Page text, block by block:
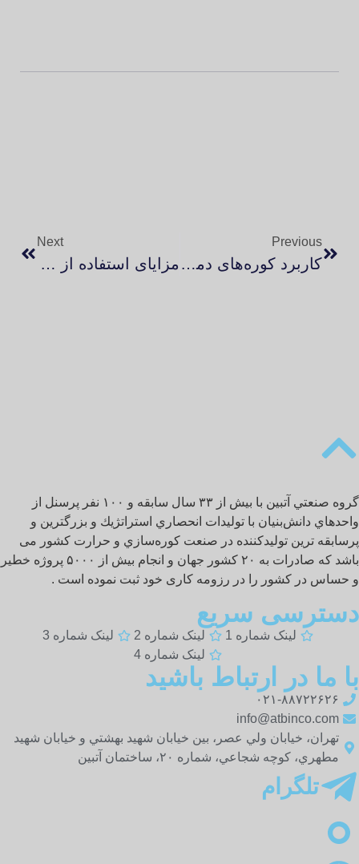
Previous
کاربرد کوره‌های دما بالا تحت اتمسفر کنترل در تولید قطعات خاص
Next
مزایای استفاده از کوره‌های صنعتی در صنعت آلومینیوم
گروه صنعتي آتبين با بیش از ۳۳ سال سابقه و ۱۰۰ نفر پرسنل از
دانش‌بنيان با توليدات انحصاري استراتژيك و بزرگترین و
ترین تولیدکننده در صنعت كوره‌سازي و حرارت کشور می
باشد که صادرات به ۲۰ كشور جهان و انجام بيش از ۵۰۰۰ پروژه خطير
در كشور را در رزومه کاری خود ثبت نموده است .
سریع
لینک شماره 1 لینک شماره 2
لینک شماره 3
لینک شماره 4
ما در ارتباط باشید
۰۲۱-۸۸۷۲۲۶۲۶
info@atbinco.com
تهران، خيابان ولي عصر، بين خیابان شهيد بهشتي و خیابان شهید
مطهري، کوچه شجاعي، شماره ۲۰، ساختمان آتبين
تلگرام